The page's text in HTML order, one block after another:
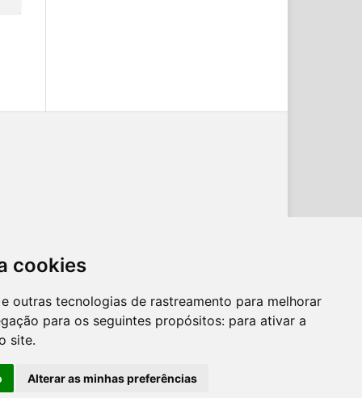
cookies
outras tecnologias de rastreamento para melhorar
para os seguintes propósitos: para ativar a
site.
Alterar as minhas preferências